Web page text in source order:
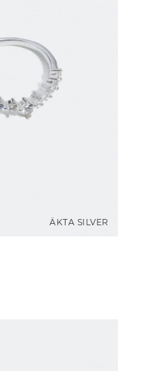
ÄKTA SILVER